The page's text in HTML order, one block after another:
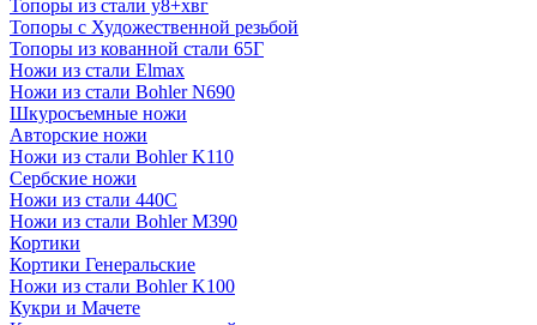
Топоры из стали у8+хвг
Топоры с Художественной резьбой
Топоры из кованной стали 65Г
Ножи из стали Elmax
Ножи из стали Bohler N690
Шкуросъемные ножи
Авторские ножи
Ножи из стали Bohler K110
Сербские ножи
Ножи из стали 440С
Ножи из стали Bohler M390
Кортики
Кортики Генеральские
Ножи из стали Bohler K100
Кукри и Мачете